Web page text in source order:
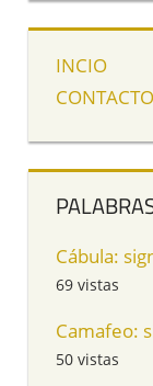
INCIO
CONTACTO
Cábula:
69 vistas
Camafeo:
50 vistas